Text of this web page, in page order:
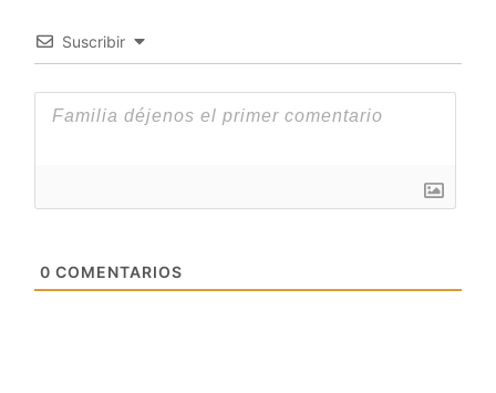
Suscribir
0 COMENTARIOS